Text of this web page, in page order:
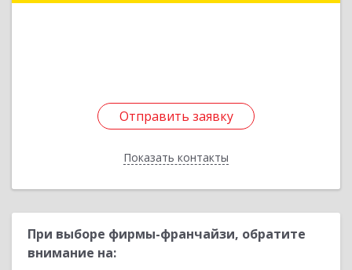
Отправить заявку
Показать контакты
Отправить заявку
Назад
При выборе фирмы-франчайзи, обратите
внимание на: